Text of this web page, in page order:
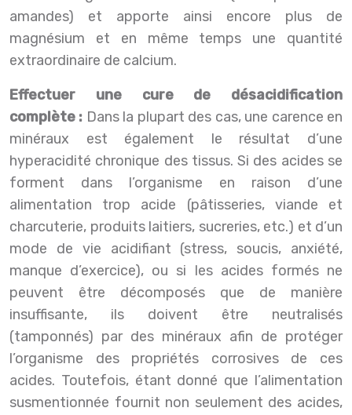
amandes) et apporte ainsi encore plus de
magnésium et en même temps une quantité
extraordinaire de calcium.
Effectuer une cure de désacidification
complète : Dans la plupart des cas, une carence en
minéraux est également le résultat d’une
hyperacidité chronique des tissus. Si des acides se
forment dans l’organisme en raison d’une
alimentation trop acide (pâtisseries, viande et
charcuterie, produits laitiers, sucreries, etc.) et d’un
mode de vie acidifiant (stress, soucis, anxiété,
manque d’exercice), ou si les acides formés ne
peuvent être décomposés que de manière
insuffisante, ils doivent être neutralisés
(tamponnés) par des minéraux afin de protéger
l’organisme des propriétés corrosives de ces
acides. Toutefois, étant donné que l’alimentation
susmentionnée fournit non seulement des acides,